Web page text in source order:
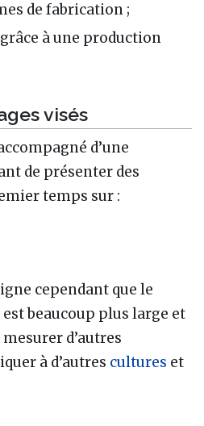
de fabrication ;
à une production
visés
d’une
de présenter des
temps sur :
cependant que le
beaucoup plus large et
d’autres
à d’autres cultures et